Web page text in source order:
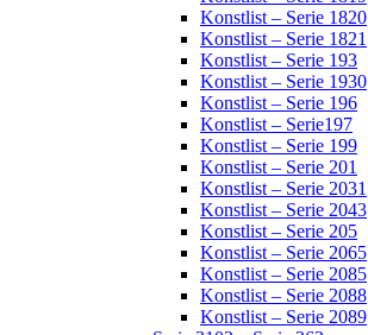
Konstlist – Serie 1820
Konstlist – Serie 1821
Konstlist – Serie 193
Konstlist – Serie 1930
Konstlist – Serie 196
Konstlist – Serie197
Konstlist – Serie 199
Konstlist – Serie 201
Konstlist – Serie 2031
Konstlist – Serie 2043
Konstlist – Serie 205
Konstlist – Serie 2065
Konstlist – Serie 2085
Konstlist – Serie 2088
Konstlist – Serie 2089